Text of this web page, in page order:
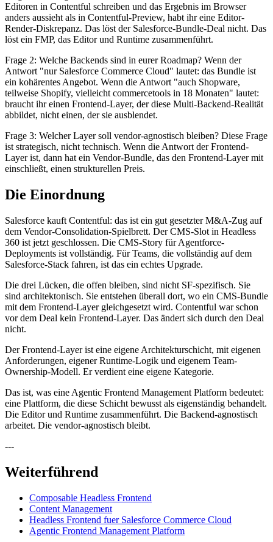
Editoren in Contentful schreiben und das Ergebnis im Browser
anders aussieht als in Contentful-Preview, habt ihr eine Editor-
Render-Diskrepanz. Das löst der Salesforce-Bundle-Deal nicht. Das
löst ein FMP, das Editor und Runtime zusammenführt.
Frage 2: Welche Backends sind in eurer Roadmap? Wenn der
Antwort "nur Salesforce Commerce Cloud" lautet: das Bundle ist
ein kohärentes Angebot. Wenn die Antwort "auch Shopware,
teilweise Shopify, vielleicht commercetools in 18 Monaten" lautet:
braucht ihr einen Frontend-Layer, der diese Multi-Backend-Realität
abbildet, nicht einen, der sie ausblendet.
Frage 3: Welcher Layer soll vendor-agnostisch bleiben? Diese Frage
ist strategisch, nicht technisch. Wenn die Antwort der Frontend-
Layer ist, dann hat ein Vendor-Bundle, das den Frontend-Layer mit
einschließt, einen strukturellen Preis.
Die Einordnung
Salesforce kauft Contentful: das ist ein gut gesetzter M&A-Zug auf
dem Vendor-Consolidation-Spielbrett. Der CMS-Slot in Headless
360 ist jetzt geschlossen. Die CMS-Story für Agentforce-
Deployments ist vollständig. Für Teams, die vollständig auf dem
Salesforce-Stack fahren, ist das ein echtes Upgrade.
Die drei Lücken, die offen bleiben, sind nicht SF-spezifisch. Sie
sind architektonisch. Sie entstehen überall dort, wo ein CMS-Bundle
mit dem Frontend-Layer gleichgesetzt wird. Contentful war schon
vor dem Deal kein Frontend-Layer. Das ändert sich durch den Deal
nicht.
Der Frontend-Layer ist eine eigene Architekturschicht, mit eigenen
Anforderungen, eigener Runtime-Logik und eigenem Team-
Ownership-Modell. Er verdient eine eigene Kategorie.
Das ist, was eine Agentic Frontend Management Platform bedeutet:
eine Plattform, die diese Schicht bewusst als eigenständig behandelt.
Die Editor und Runtime zusammenführt. Die Backend-agnostisch
arbeitet. Die vendor-agnostisch bleibt.
---
Weiterführend
Composable Headless Frontend
Content Management
Headless Frontend fuer Salesforce Commerce Cloud
Agentic Frontend Management Platform